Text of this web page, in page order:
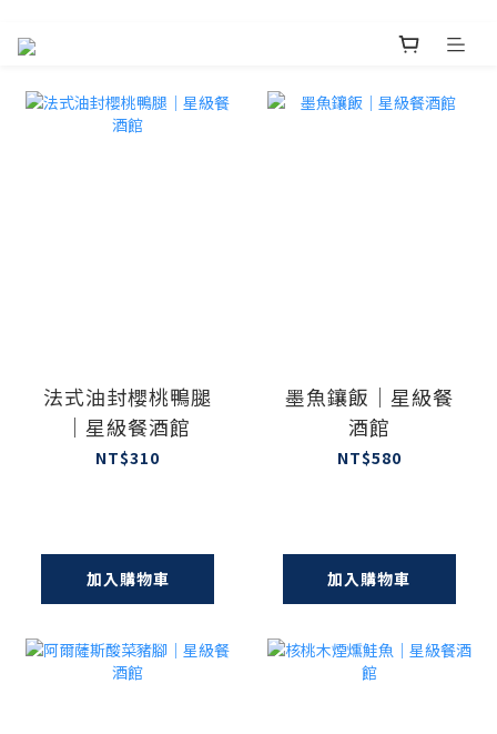
法式油封櫻桃鴨腿
｜星級餐酒館
NT$310
加入購物車
墨魚鑲飯｜星級餐
酒館
NT$580
加入購物車